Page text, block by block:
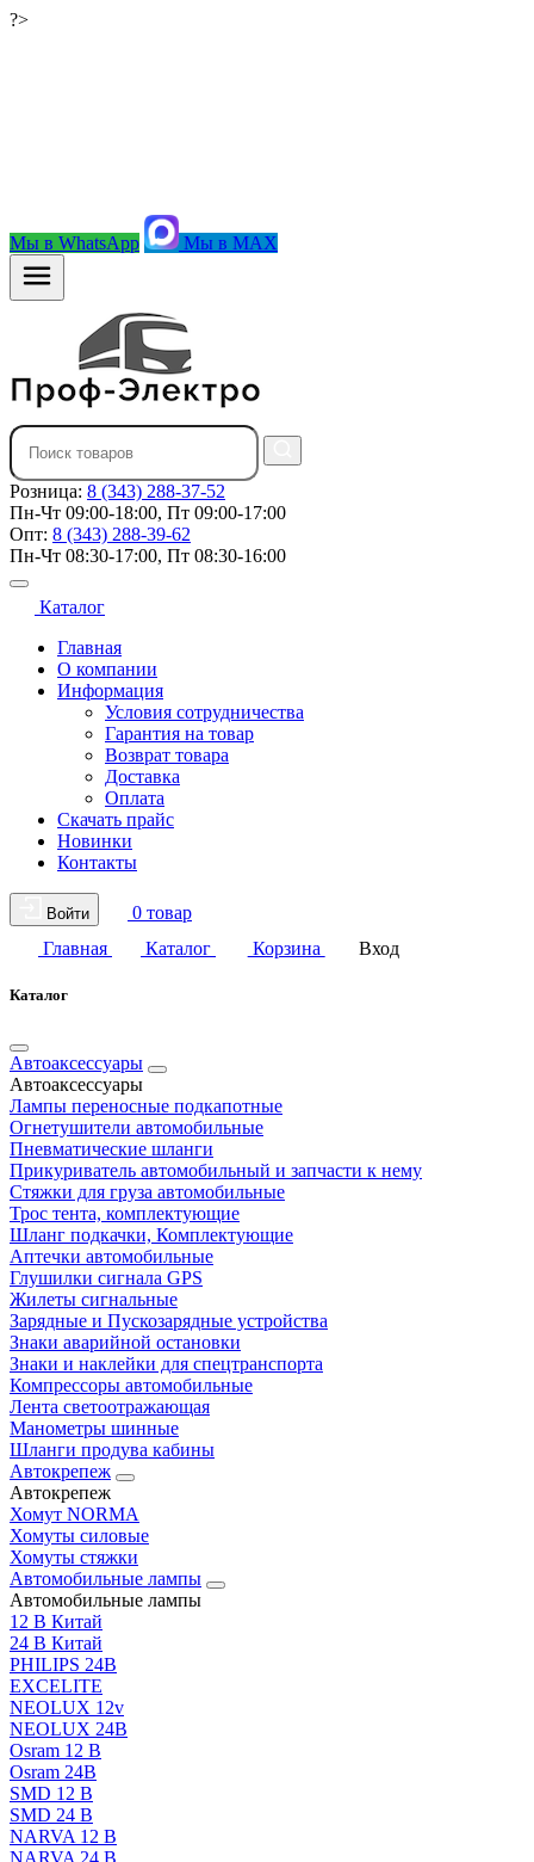
?>
Мы в WhatsApp Мы в MAX
Розница: 8 (343) 288-37-52
Пн-Чт 09:00-18:00, Пт 09:00-17:00
Опт: 8 (343) 288-39-62
Пн-Чт 08:30-17:00, Пт 08:30-16:00
Каталог
Главная
О компании
Информация
Условия сотрудничества
Гарантия на товар
Возврат товара
Доставка
Оплата
Скачать прайс
Новинки
Контакты
Войти
0 товар
Главная
Каталог Корзина Вход
Каталог
Автоаксессуары
Автоаксессуары
Лампы переносные подкапотные
Огнетушители автомобильные
Пневматические шланги
Прикуриватель автомобильный и запчасти к нему
Стяжки для груза автомобильные
Трос тента, комплектующие
Шланг подкачки, Комплектующие
Аптечки автомобильные
Глушилки сигнала GPS
Жилеты сигнальные
Зарядные и Пускозарядные устройства
Знаки аварийной остановки
Знаки и наклейки для спецтранспорта
Компрессоры автомобильные
Лента светоотражающая
Манометры шинные
Шланги продува кабины
Автокрепеж
Автокрепеж
Хомут NORMA
Хомуты силовые
Хомуты стяжки
Автомобильные лампы
Автомобильные лампы
12 В Китай
24 В Китай
PHILIPS 24В
EXCELITE
NEOLUX 12v
NEOLUX 24В
Osram 12 В
Osram 24В
SMD 12 В
SMD 24 В
NARVA 12 В